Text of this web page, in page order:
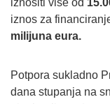
iznositi više od
iznos za
milijuna eura.
Potpora sukladno
dana stupanja na